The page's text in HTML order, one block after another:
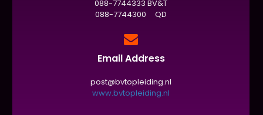
088-7744333 BV&T
088-7744300 QD
Email Address
post@bvtopleiding.nl
www.bvtopleiding.nl